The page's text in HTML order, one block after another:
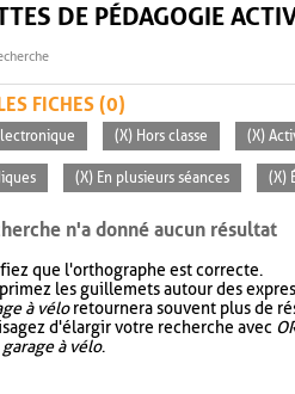
DE PÉDAGOGIE
FICHES (0)
(X) Hors classe (X)
(X) En plusieurs séances (X)
n'a donné aucun résultat
que l'orthographe est correcte.
les guillemets autour des
à véloretournera souvent plus de
d'élargir votre recherche avec
garage à vélo.